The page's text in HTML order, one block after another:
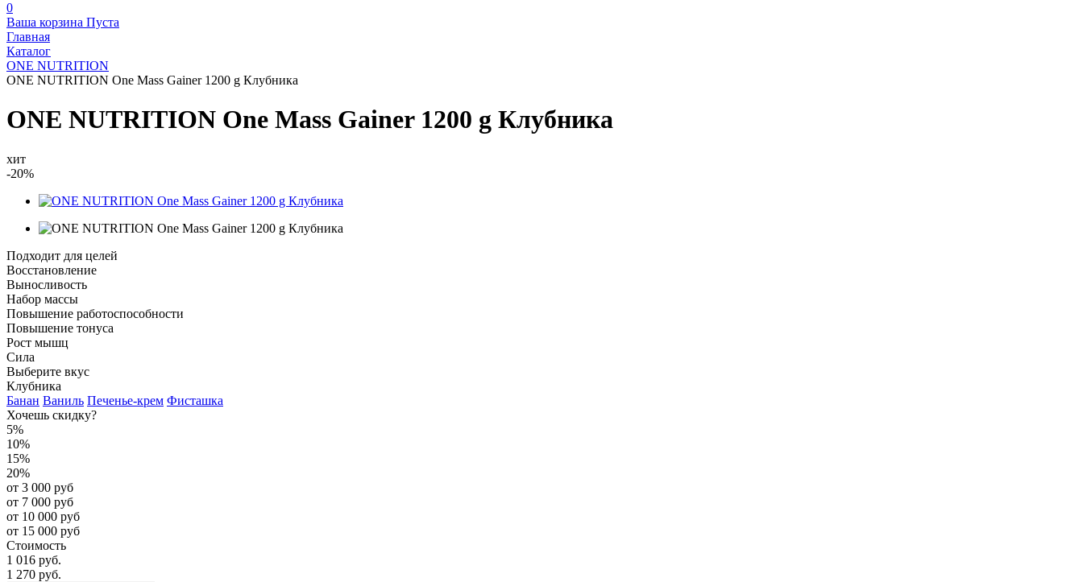
0
Ваша корзина Пуста
Главная
Каталог
ONE NUTRITION
ONE NUTRITION One Mass Gainer 1200 g Клубника
ONE NUTRITION One Mass Gainer 1200 g Клубника
хит
-20%
Подходит для целей
Восстановление
Выносливость
Набор массы
Повышение работоспособности
Повышение тонуса
Рост мышц
Сила
Выберите вкус
Клубника
Банан Ваниль Печенье-крем Фисташка
Хочешь скидку?
5%
10%
15%
20%
от 3 000 руб
от 7 000 руб
от 10 000 руб
от 15 000 руб
Стоимость
1 016 руб.
1 270 руб.